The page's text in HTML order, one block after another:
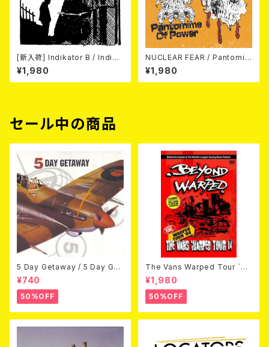
[新入荷] Indikator B / Indika
tor B (7"EP)
¥1,980
NUCLEAR FEAR / Pantomim
e Of Power 7EP
¥1,980
セール中の商品
5 Day Getaway / 5 Day Get
away (CDEP)
¥740
50%OFF
The Vans Warped Tour `04
Beyond Warped (国内盤DV
D)
¥1,980
50%OFF